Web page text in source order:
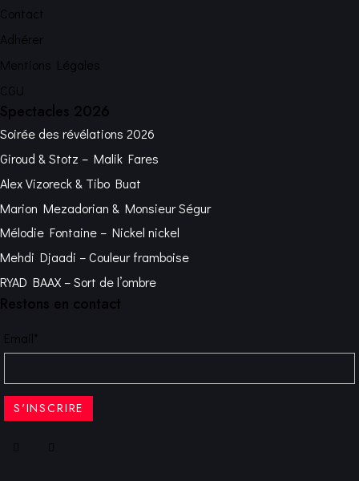
Contact
Adhérer
Mentions Légales
CGU
Spectacles 2026
Soirée des révélations 2026
Giroud & Stotz – Malik Fares
Alex Vizoreck & Tibo Buat
Marion Mezadorian & Monsieur Ségur
Mélodie Fontaine – Nickel nickel
Mehdi Djaadi – Couleur framboise
RYAD BAAX – Sort de l’ombre
Restons en contact
Email*